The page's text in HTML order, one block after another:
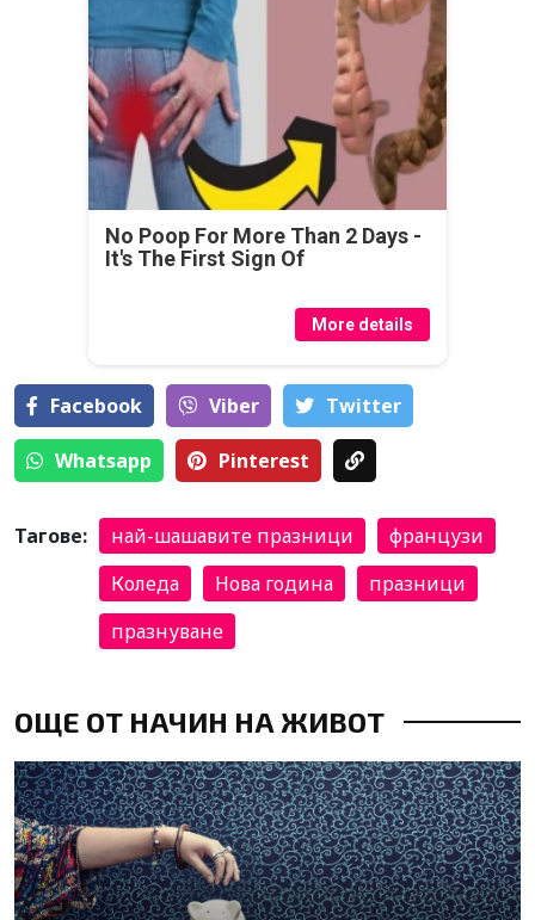
No Poop For More Than 2 Days -
It's The First Sign Of
More details
Facebook Viber Тwitter
Whatsapp Pinterest
Тагове: най-шашавите празници
французи
Коледа
Нова година
празници
празнуване
ОЩЕ ОТ НАЧИН НА ЖИВОТ